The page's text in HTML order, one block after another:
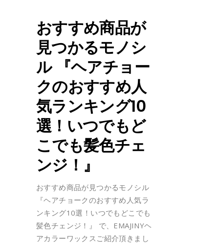
おすすめ商品が
見つかるモノシ
ル 『ヘアチョー
クのおすすめ人
気ランキング10
選！いつでもど
こでも髪色チェ
ンジ！』
おすすめ商品が見つかるモノシル
『ヘアチョークのおすすめ人気ラ
ンキング10選！いつでもどこでも
髪色チェンジ！』 で、EMAJINYヘ
アカラーワックスご紹介頂きまし